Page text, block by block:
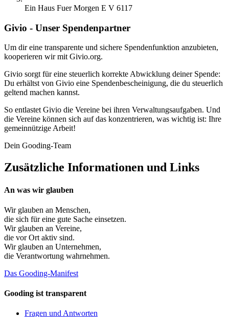
Ein Haus Fuer Morgen E V 6117
Givio - Unser Spendenpartner
Um dir eine transparente und sichere Spendenfunktion anzubieten,
kooperieren wir mit Givio.org.
Givio sorgt für eine steuerlich korrekte Abwicklung deiner Spende:
Du erhältst von Givio eine Spendenbescheinigung, die du steuerlich
geltend machen kannst.
So entlastet Givio die Vereine bei ihren Verwaltungsaufgaben. Und
die Vereine können sich auf das konzentrieren, was wichtig ist: Ihre
gemeinnützige Arbeit!
Dein Gooding-Team
Zusätzliche Informationen und Links
An was wir glauben
Wir glauben an Menschen,
die sich für eine gute Sache einsetzen.
Wir glauben an Vereine,
die vor Ort aktiv sind.
Wir glauben an Unternehmen,
die Verantwortung wahrnehmen.
Das Gooding-Manifest
Gooding ist transparent
Fragen und Antworten